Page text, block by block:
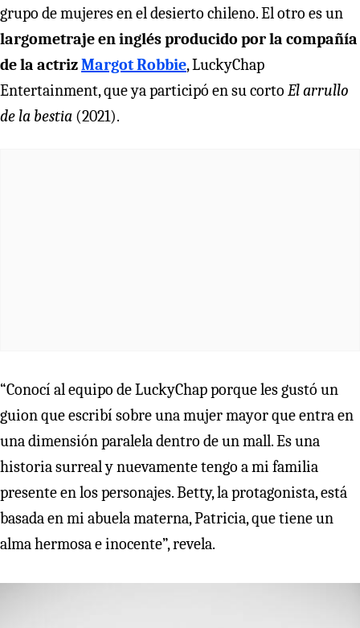
grupo de mujeres en el desierto chileno. El otro es un
largometraje en inglés producido por la compañía
de la actrizMargot Robbie, LuckyChap
Entertainment, que ya participó en su corto El arrullo
de la bestia (2021).
“Conocí al equipo de LuckyChap porque les gustó un
guion que escribí sobre una mujer mayor que entra en
una dimensión paralela dentro de un mall. Es una
historia surreal y nuevamente tengo a mi familia
presente en los personajes. Betty, la protagonista, está
basada en mi abuela materna, Patricia, que tiene un
alma hermosa e inocente”, revela.